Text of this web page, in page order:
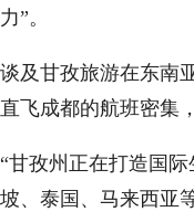
力”。
谈及甘孜旅游在东南
直飞成都的航班密集
“甘孜州正在打造国
坡、泰国、马来西亚